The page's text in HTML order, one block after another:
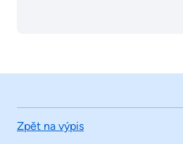
Zpět na výpis